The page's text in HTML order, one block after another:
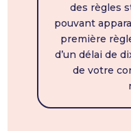
des règles
pouvant
première
d’un délai de
de votre